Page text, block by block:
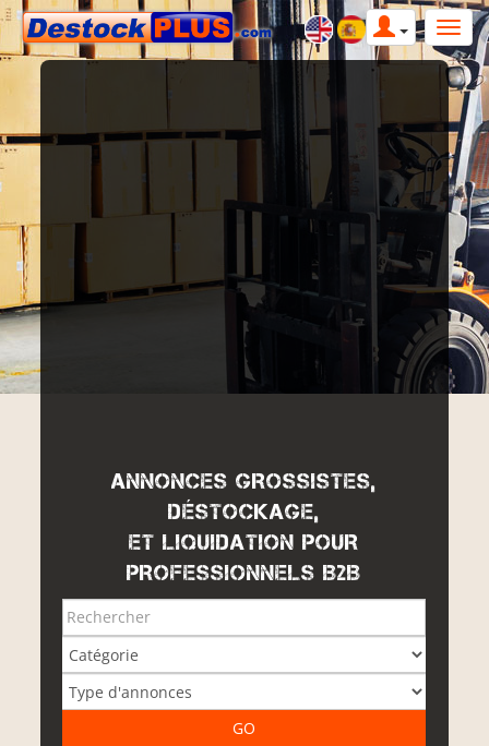
ANNONCES GROSSISTES,
DÉSTOCKAGE,
ET LIQUIDATION POUR
PROFESSIONNELS B2B